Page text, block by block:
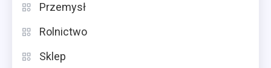
Przemysł
Rolnictwo
Sklep